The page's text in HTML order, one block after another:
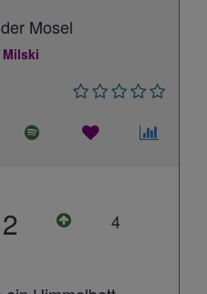
Mosel
Milski
2 4